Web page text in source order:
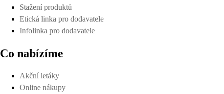
Stažení produktů
Etická linka pro dodavatele
Infolinka pro dodavatele
Co nabízíme
Akční letáky
Online nákupy